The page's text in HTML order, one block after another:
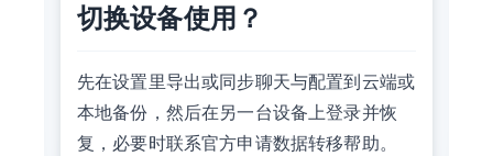
切换设备使用？
先在设置里导出或同步聊天与配置到云端或
本地备份，然后在另一台设备上登录并恢
复，必要时联系官方申请数据转移帮助。